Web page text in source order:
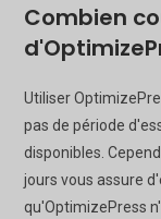
Combien
Utiliser
pas de période
disponibles.
jours vous assure
qu'OptimizePress